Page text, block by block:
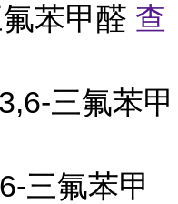
苯甲醛 查
三氟苯甲
三氟苯甲